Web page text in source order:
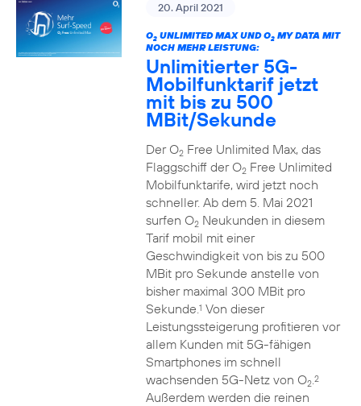
20. April 2021
O2UNLIMITED MAX UND O2MY DATA MIT
NOCH MEHR LEISTUNG:
Unlimitierter 5G-
Mobilfunktarif jetzt
mit bis zu 500
MBit/Sekunde
Der O2Free Unlimited Max, das
Flaggschiff der O2Free Unlimited
Mobilfunktarife, wird jetzt noch
schneller. Ab dem 5. Mai 2021
surfen O2Neukunden in diesem
Tarif mobil mit einer
Geschwindigkeit von bis zu 500
MBit pro Sekunde anstelle von
bisher maximal 300 MBit pro
Sekunde.1 Von dieser
Leistungssteigerung profitieren vor
allem Kunden mit 5G-fähigen
Smartphones im schnell
wachsenden 5G-Netz von O2.2
Außerdem werden die reinen